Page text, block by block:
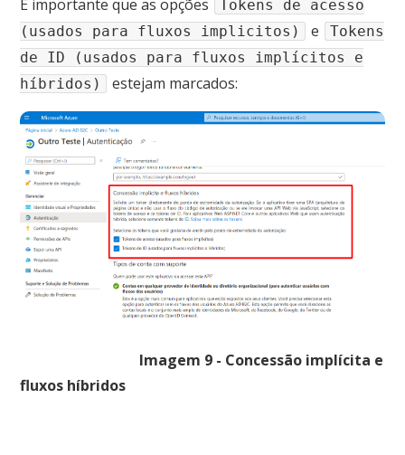
É importante que as opções
Tokens de acesso
(usados para fluxos implicitos)
e
Tokens
de ID (usados para fluxos implícitos e
híbridos)
estejam marcados:
Imagem 9 - Concessão implícita e
fluxos híbridos